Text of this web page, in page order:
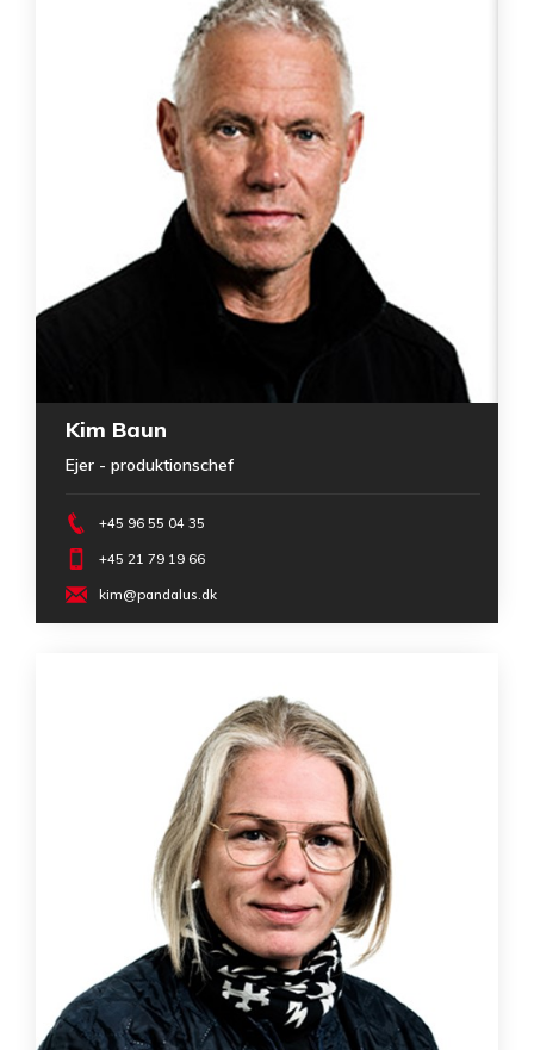
Kim Baun
Ejer - produktionschef
+45 96 55 04 35
+45 21 79 19 66
kim@pandalus.dk